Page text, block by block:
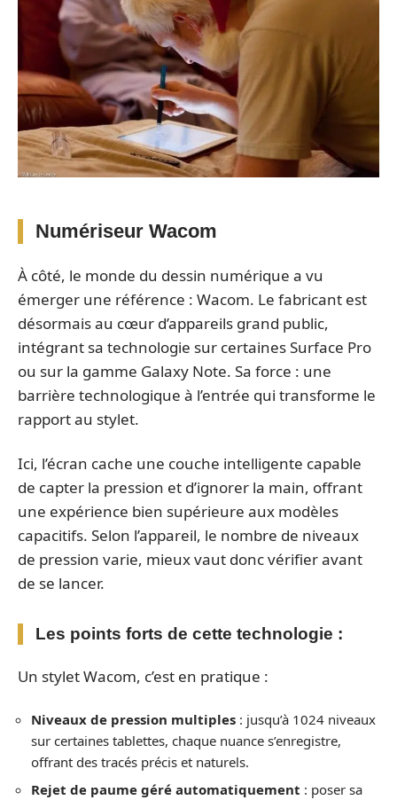
Numériseur Wacom
À côté, le monde du dessin numérique a vu
émerger une référence : Wacom. Le fabricant est
désormais au cœur d’appareils grand public,
intégrant sa technologie sur certaines Surface Pro
ou sur la gamme Galaxy Note. Sa force : une
barrière technologique à l’entrée qui transforme le
rapport au stylet.
Ici, l’écran cache une couche intelligente capable
de capter la pression et d’ignorer la main, offrant
une expérience bien supérieure aux modèles
capacitifs. Selon l’appareil, le nombre de niveaux
de pression varie, mieux vaut donc vérifier avant
de se lancer.
Les points forts de cette technologie :
Un stylet Wacom, c’est en pratique :
Niveaux de pression multiples : jusqu’à 1024 niveaux
sur certaines tablettes, chaque nuance s’enregistre,
offrant des tracés précis et naturels.
Rejet de paume géré automatiquement : poser sa